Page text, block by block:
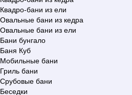
Квадро-бани из ели
Овальные бани из кедра
Овальные бани из ели
Бани бунгало
Баня Куб
Мобильные бани
Гриль бани
Срубовые бани
Беседки